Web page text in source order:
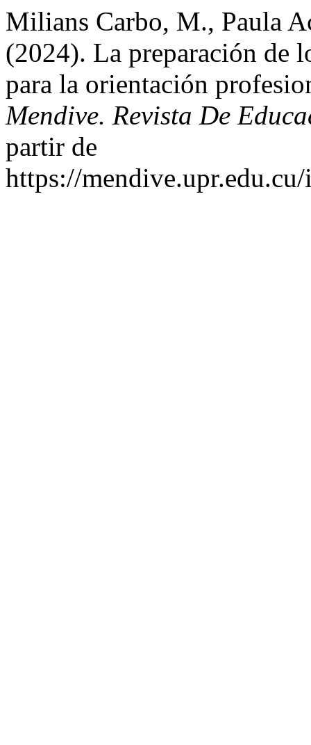
Milians Carbo, M., Paula
(2024). La preparación de
para la orientación
Mendive. Revista De
partir de
https://